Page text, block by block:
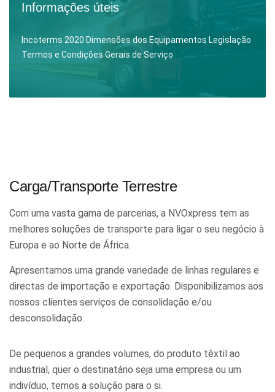
Informações úteis
lncoterms 2020 Dimensões dos Equipamentos Legislação
Termos e Condições Gerais de Serviço
Carga/Transporte Terrestre
Com uma vasta gama de parcerias, a NVOxpress tem as
melhores soluções de transporte para ligar o seu negócio à
Europa e ao Norte de África.
Apresentamos uma grande variedade de linhas regulares e
directas de importação e exportação. Disponibilizamos aos
nossos clientes serviços de consolidação e/ou
desconsolidação.
De pequenos a grandes volumes, do produto têxtil ao
industrial, quer o destinatário seja uma empresa ou um
indivíduo, temos a solução para o si.